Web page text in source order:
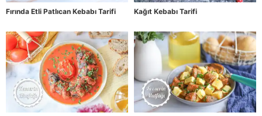
Fırında Etli Patlıcan Kebabı Tarifi Kağıt Kebabı Tarifi